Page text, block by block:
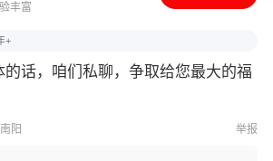
丰富
+
的话，咱们私聊，争取给您最大的福
阳 举报